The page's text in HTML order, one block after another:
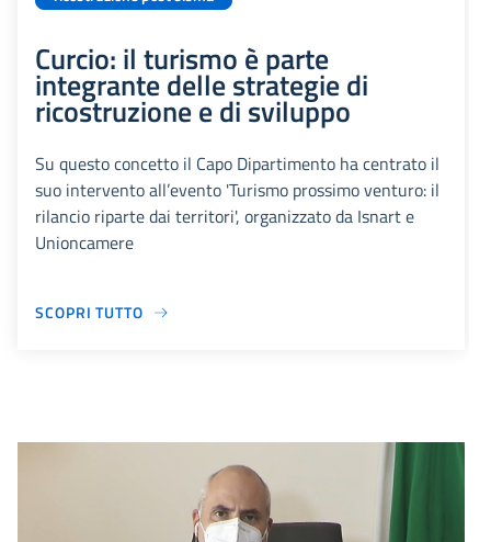
Curcio: il turismo è parte
integrante delle strategie di
ricostruzione e di sviluppo
Su questo concetto il Capo Dipartimento ha centrato il
suo intervento all’evento 'Turismo prossimo venturo: il
rilancio riparte dai territori', organizzato da Isnart e
Unioncamere
SCOPRI TUTTO